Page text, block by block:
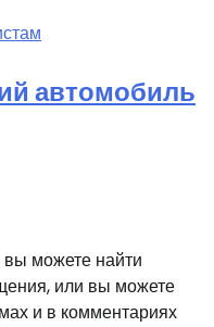
автомобиль
вы можете найти
или вы можете
и в комментариях